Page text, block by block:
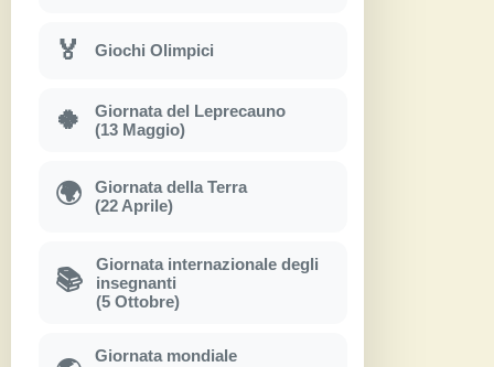
🏅 Giochi Olimpici
🍀
Giornata del Leprecauno
(13 Maggio)
🌍
Giornata della Terra
(22 Aprile)
📚
Giornata internazionale degli
insegnanti
(5 Ottobre)
Giornata mondiale